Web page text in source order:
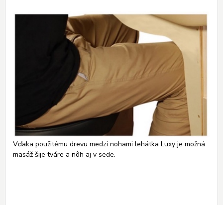
Vďaka použitému drevu medzi nohami lehátka Luxy je možná
masáž šije tváre a nôh aj v sede.